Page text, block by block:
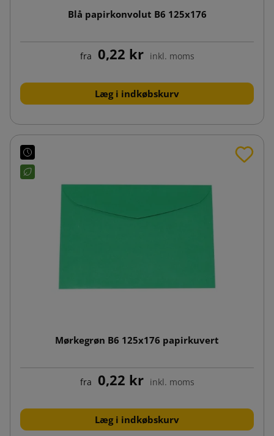
Blå papirkonvolut B6 125x176
fra 0,22 kr inkl. moms
Læg i indkøbskurv
Mørkegrøn B6 125x176 papirkuvert
fra 0,22 kr inkl. moms
Læg i indkøbskurv